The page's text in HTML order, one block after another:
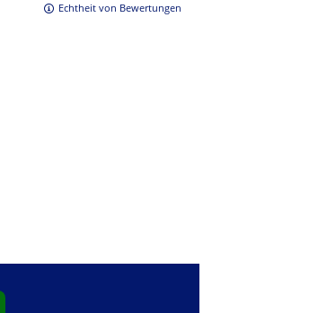
Echtheit von Bewertungen